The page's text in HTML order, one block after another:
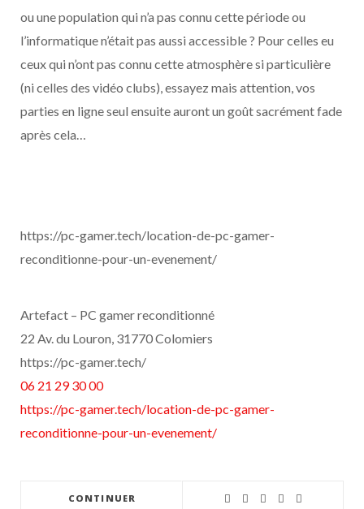
ou une population qui n’a pas connu cette période ou
l’informatique n’était pas aussi accessible ? Pour celles eu
ceux qui n’ont pas connu cette atmosphère si particulière
(ni celles des vidéo clubs), essayez mais attention, vos
parties en ligne seul ensuite auront un goût sacrément fade
après cela…
https://pc-gamer.tech/location-de-pc-gamer-
reconditionne-pour-un-evenement/
Artefact – PC gamer reconditionné
22 Av. du Louron, 31770 Colomiers
https://pc-gamer.tech/
06 21 29 30 00
https://pc-gamer.tech/location-de-pc-gamer-
reconditionne-pour-un-evenement/
CONTINUER